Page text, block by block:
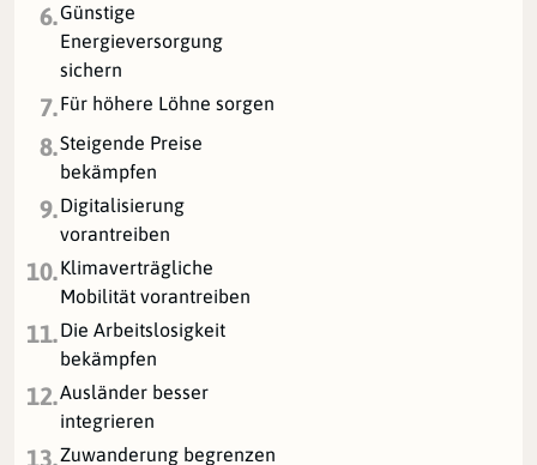
6.Günstige
Energieversorgung
sichern
7.Für höhere Löhne sorgen
8.Steigende Preise
bekämpfen
9.Digitalisierung
vorantreiben
10.Klimaverträgliche
Mobilität vorantreiben
11.Die Arbeitslosigkeit
bekämpfen
12.Ausländer besser
integrieren
13.Zuwanderung begrenzen